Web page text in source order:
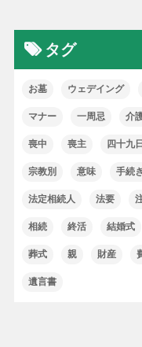
タグ
お墓 ウェデイング
マナー 一周忌 介
喪中 喪主 四十九日
宗教別 意味 手続き
法定相続人 法要
相続 終活 結婚式
葬式 親 財産
遺言書